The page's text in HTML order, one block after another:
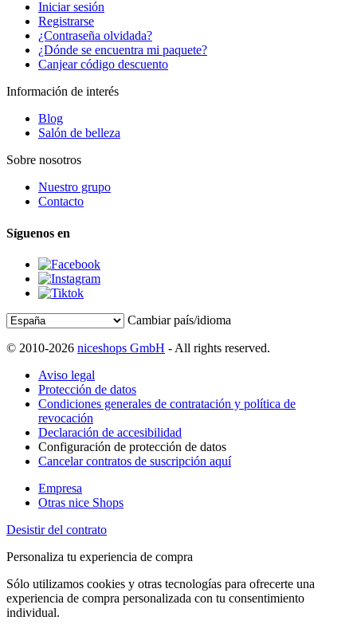
Iniciar sesión
Registrarse
¿Contraseña olvidada?
¿Dónde se encuentra mi paquete?
Canjear código descuento
Información de interés
Blog
Salón de belleza
Sobre nosotros
Nuestro grupo
Contacto
Síguenos en
Cambiar país/idioma
© 2010-2026 niceshops GmbH - All rights reserved.
Aviso legal
Protección de datos
Condiciones generales de contratación y política de
revocación
Declaración de accesibilidad
Configuración de protección de datos
Cancelar contratos de suscripción aquí
Empresa
Otras nice Shops
Desistir del contrato
Personaliza tu experiencia de compra
Sólo utilizamos cookies y otras tecnologías para ofrecerte una
experiencia de compra personalizada con tu consentimiento
individual.